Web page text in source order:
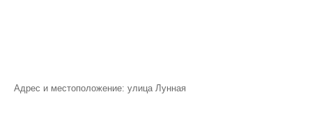
Адрес и местоположение: улица Лунная